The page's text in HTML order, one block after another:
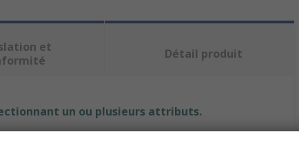
et
Détail produit
un ou plusieurs attributs.